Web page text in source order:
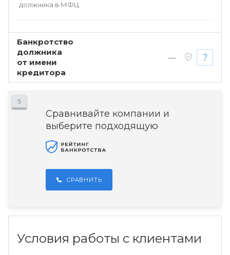
должника в МФЦ
Банкротство
должника
от имени
кредитора
—
5
Сравнивайте компании и
выберите подходящую
СРАВНИТЬ
Условия работы с клиентами